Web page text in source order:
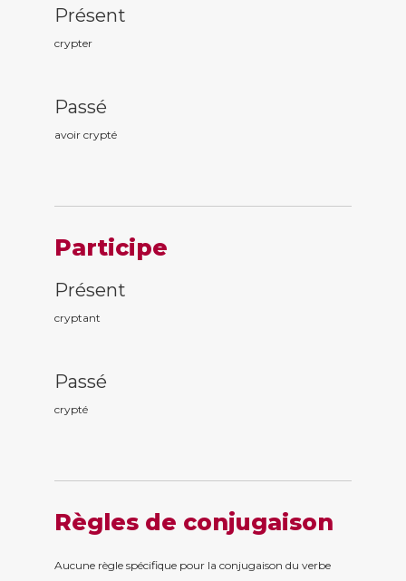
Présent
crypter
Passé
avoir crypté
Participe
Présent
cryptant
Passé
crypté
Règles de conjugaison
Aucune règle spécifique pour la conjugaison du verbe